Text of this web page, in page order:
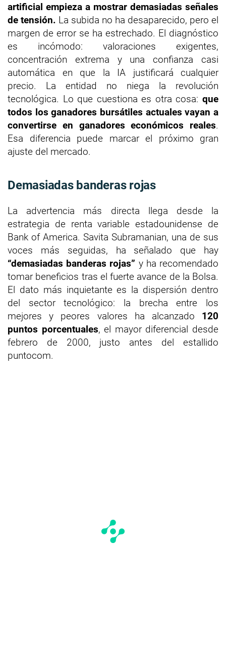
artificial empieza a mostrar demasiadas señales
de tensión. La subida no ha desaparecido, pero el
margen de error se ha estrechado. El diagnóstico
es incómodo: valoraciones exigentes,
concentración extrema y una confianza casi
automática en que la IA justificará cualquier
precio. La entidad no niega la revolución
tecnológica. Lo que cuestiona es otra cosa: que
todos los ganadores bursátiles actuales vayan a
convertirse en ganadores económicos reales.
Esa diferencia puede marcar el próximo gran
ajuste del mercado.
Demasiadas banderas rojas
La advertencia más directa llega desde la
estrategia de renta variable estadounidense de
Bank of America. Savita Subramanian, una de sus
voces más seguidas, ha señalado que hay
“demasiadas banderas rojas” y ha recomendado
tomar beneficios tras el fuerte avance de la Bolsa.
El dato más inquietante es la dispersión dentro
del sector tecnológico: la brecha entre los
mejores y peores valores ha alcanzado 120
puntos porcentuales, el mayor diferencial desde
febrero de 2000, justo antes del estallido
puntocom.